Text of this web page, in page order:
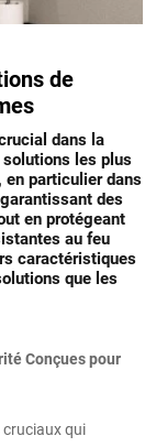
de
dans la
les plus
en particulier dans
des
en protégeant
au feu
caractéristiques
que les
Conçues pour
cruciaux qui